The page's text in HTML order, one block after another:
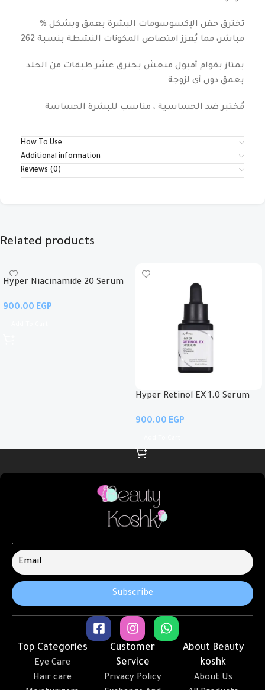
% تخترق حقن الإكسوسومات البشرة بعمق وبشكل
مباشر، مما يُعزز امتصاص المكونات النشطة بنسبة 262
يمتاز بقوام أمبول منعش يخترق عشر طبقات من الجلد
بعمق دون أي لزوجة
مُختبر ضد الحساسية ، مناسب للبشرة الحساسة
How To Use
Additional information
Reviews (0)
Related products
Hyper Niacinamide 20 Serum
EGP
Hyper Retinol EX 1.0 Serum
EGP
.
Top Categories
Eye Care
Hair care
Customer
Service
Privacy Policy
About Beauty
koshk
About Us